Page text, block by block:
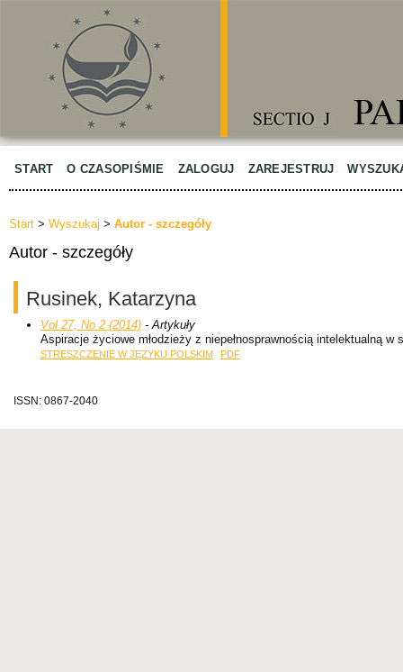
START O CZASOPIŚMIE ZALOGUJ ZAREJESTRUJ
Start > Wyszukaj > Autor - szczegóły
Autor - szczegóły
Rusinek, Katarzyna
Vol 27, No 2 (2014) - Artykuły
Aspiracje życiowe młodzieży z niepełnosprawnością intelektualną w
STRESZCZENIE W JĘZYKU POLSKIM PDF
ISSN: 0867-2040